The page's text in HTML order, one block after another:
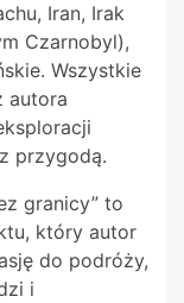
Iran, Irak
Czarnobyl),
Wszystkie
autora
przygodą.
granicy” to
który autor
do podróży,
i